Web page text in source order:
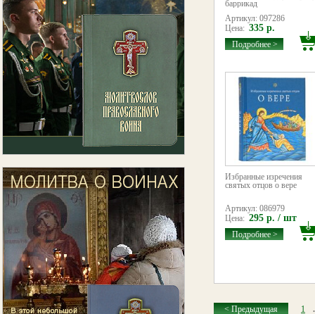
баррикад
Артикул: 097286
Цена: 335 р.
Подробнее >
Избранные изречения
святых отцов о вере
Артикул: 086979
Цена: 295 р. / шт
Подробнее >
< Предыдущая 1